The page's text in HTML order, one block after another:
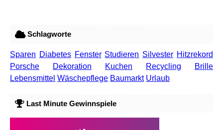
Schlagworte
Sparen Diabetes Fenster Studieren Silvester Hitzrekord
Porsche
Dekoration Kuchen Recycling
Brille
Lebensmittel Wäschepflege Baumarkt Urlaub
Last Minute Gewinnspiele